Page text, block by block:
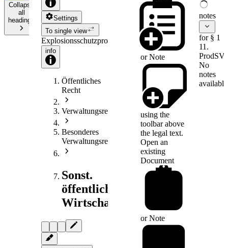
Collapse
all
headings
Settings
To single view
Explosionsschutzprodukteverordnung
info
Öffentliches
Recht
Verwaltungsrecht
Besonderes
Verwaltungsrecht
Sonst.
öffentliches
Wirtschaftsrecht
orNote
using the
toolbar above
the legal text.
Open an
existing
Document
orNote
notes
for § 1
11.
ProdSV
No
notes